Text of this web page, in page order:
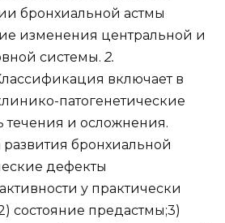
бронхиальной астмы
изменения центральной и
системы. 2.
включает в
патогенетические
течения и осложнения.
бронхиальной
дефекты
у практически
состояние предастмы;3)